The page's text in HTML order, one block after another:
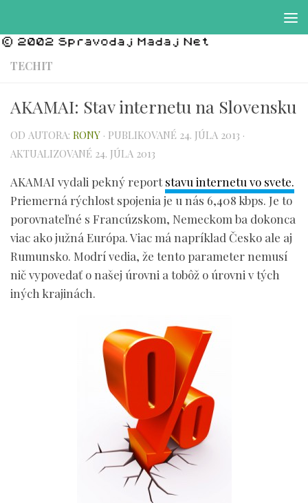
TECHIT
AKAMAI: Stav internetu na Slovensku
OD AUTORA: RONY · PUBLIKOVANÉ 24. JÚLA 2013 ·
AKTUALIZOVANÉ 24. JÚLA 2013
AKAMAI vydali pekný reportstavu internetu vo svete.
Priemerná rýchlost spojenia je u nás 6,408 kbps. Je to
porovnateľné s Francúzskom, Nemeckom ba dokonca
viac ako južná Európa. Viac má napríklad Česko ale aj
Rumunsko. Modrí vedia, že tento parameter nemusí
nič vypovedať o našej úrovni a tobôž o úrovni v tých
iných krajinách.